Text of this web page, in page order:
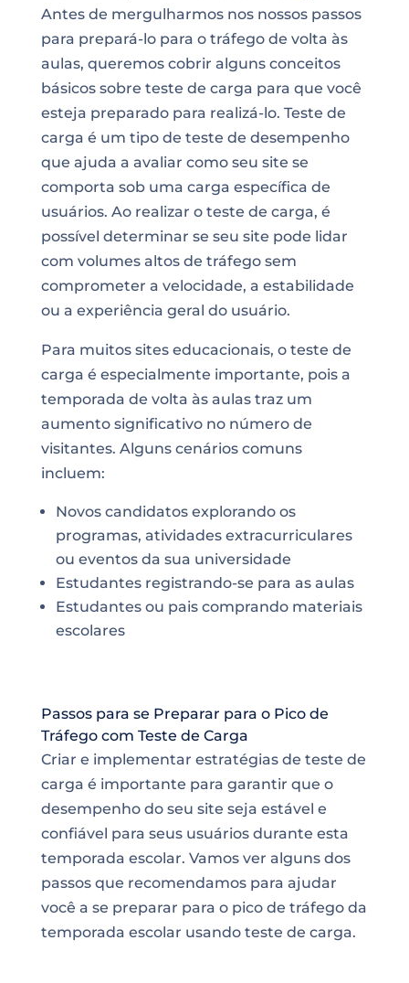
Antes de mergulharmos nos nossos passos
para prepará-lo para o tráfego de volta às
aulas, queremos cobrir alguns conceitos
básicos sobre teste de carga para que você
esteja preparado para realizá-lo. Teste de
carga é um tipo de teste de desempenho
que ajuda a avaliar como seu site se
comporta sob uma carga específica de
usuários. Ao realizar o teste de carga, é
possível determinar se seu site pode lidar
com volumes altos de tráfego sem
comprometer a velocidade, a estabilidade
ou a experiência geral do usuário.
Para muitos sites educacionais, o teste de
carga é especialmente importante, pois a
temporada de volta às aulas traz um
aumento significativo no número de
visitantes. Alguns cenários comuns
incluem:
Novos candidatos explorando os
programas, atividades extracurriculares
ou eventos da sua universidade
Estudantes registrando-se para as aulas
Estudantes ou pais comprando materiais
escolares
Passos para se Preparar para o Pico de
Tráfego com Teste de Carga
Criar e implementar estratégias de teste de
carga é importante para garantir que o
desempenho do seu site seja estável e
confiável para seus usuários durante esta
temporada escolar. Vamos ver alguns dos
passos que recomendamos para ajudar
você a se preparar para o pico de tráfego da
temporada escolar usando teste de carga.